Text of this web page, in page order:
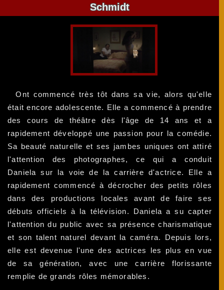
Schmidt
Ont commencé très tôt dans sa vie, alors qu'elle
était encore adolescente. Elle a commencé à prendre
des cours de théâtre dès l'âge de 14 ans et a
rapidement développé une passion pour la comédie.
Sa beauté naturelle et ses jambes uniques ont attiré
l'attention des photographes, ce qui a conduit
Daniela sur la voie de la carrière d'actrice. Elle a
rapidement commencé à décrocher des petits rôles
dans des productions locales avant de faire ses
débuts officiels à la télévision. Daniela a su capter
l'attention du public avec sa présence charismatique
et son talent naturel devant la caméra. Depuis lors,
elle est devenue l'une des actrices les plus en vue
de sa génération, avec une carrière florissante
remplie de grands rôles mémorables.